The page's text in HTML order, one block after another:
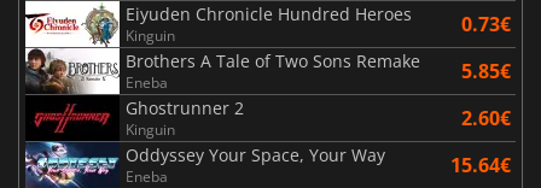
Eiyuden Chronicle Hundred Heroes
Kinguin 0.73€
Brothers A Tale of Two Sons Remake
Eneba 5.85€
Ghostrunner 2
Kinguin 2.60€
Oddyssey Your Space, Your Way
Eneba 15.64€